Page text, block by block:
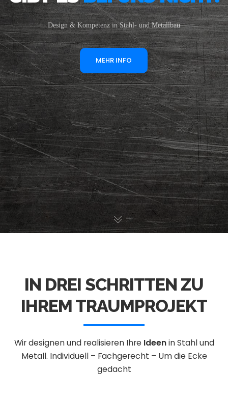
Design & Kompetenz in Stahl- und Metallbau
MEHR INFO
IN DREI SCHRITTEN ZU
IHREM TRAUMPROJEKT
Wir designen und realisieren Ihre Ideenin Stahl und
Metall. Individuell – Fachgerecht – Um die Ecke
gedacht